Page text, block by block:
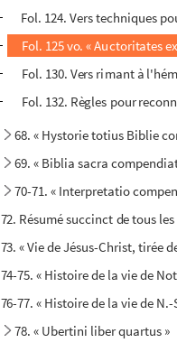
Fol. 124. Vers techniques
Fol. 125 vo. « Auctoritates
Fol. 130. Vers rimant à
Fol. 132. Règles pour
68. « Hystorie totius Biblie
69. « Biblia sacra
70-71. « Interpretatio
72. Résumé succinct de tous
73. « Vie de Jésus-Christ, tirée
74-75. « Histoire de la vie de
76-77. « Histoire de la vie de
78. « Ubertini liber quartus »